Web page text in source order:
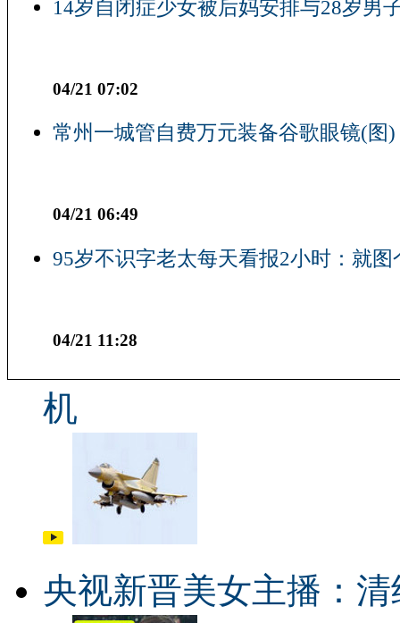
14岁自闭症少女被后妈安排与28岁男
04/21 07:02
常州一城管自费万元装备谷歌眼镜(图)
04/21 06:49
95岁不识字老太每天看报2小时：就图
04/21 11:28
机
央视新晋美女主播：清